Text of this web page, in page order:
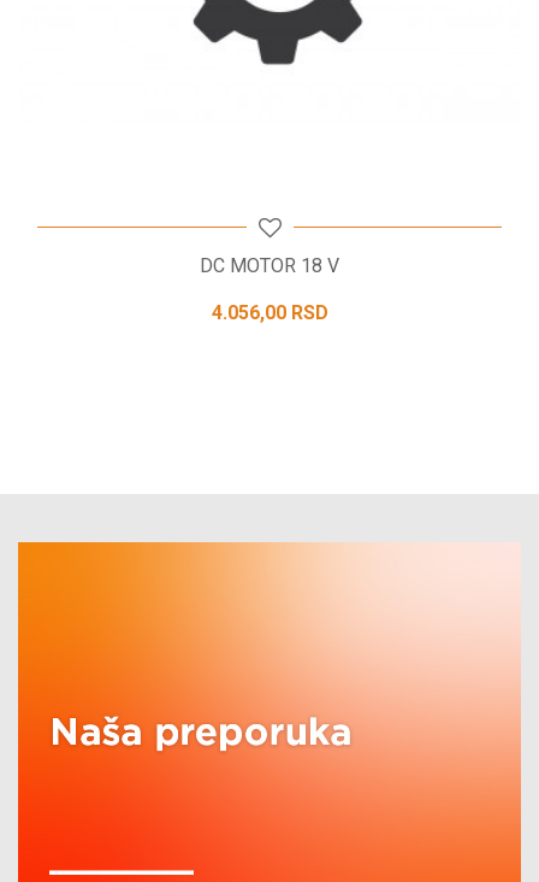
POŠALJI
DC MOTOR 18 V
4.056,00 RSD